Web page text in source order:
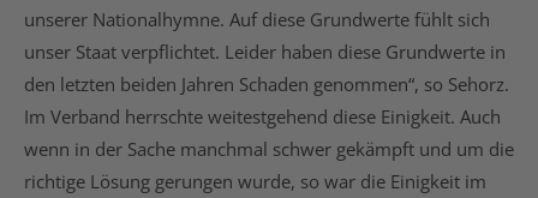
unserer Nationalhymne. Auf diese Grundwerte fühlt sich
unser Staat verpflichtet. Leider haben diese Grundwerte in
den letzten beiden Jahren Schaden genommen“, so Sehorz.
Im Verband herrschte weitestgehend diese Einigkeit. Auch
wenn in der Sache manchmal schwer gekämpft und um die
richtige Lösung gerungen wurde, so war die Einigkeit im